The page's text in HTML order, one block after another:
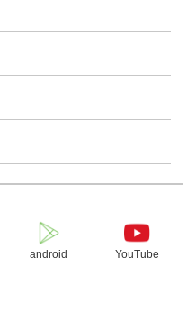
android YouTube